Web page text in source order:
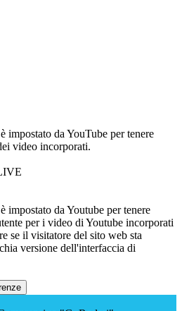
impostato da YouTube per tenere
video incorporati.
impostato da Youtube per tenere
per i video di Youtube incorporati
se il visitatore del sito web sta
versione dell'interfaccia di